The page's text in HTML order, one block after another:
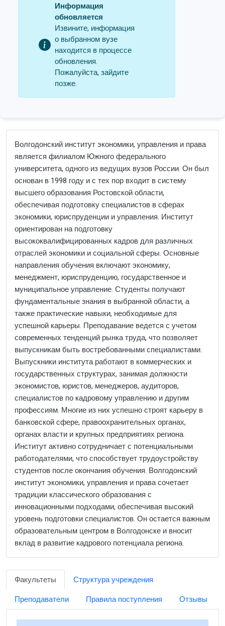
Информация
обновляется
Извините, информация
о выбранном вузе
находится в процессе
обновления.
Пожалуйста, зайдите
позже.
Волгодонский институт экономики, управления и права
является филиалом Южного федерального
университета, одного из ведущих вузов России. Он был
основан в 1998 году и с тех пор входит в систему
высшего образования Ростовской области,
обеспечивая подготовку специалистов в сферах
экономики, юриспруденции и управления. Институт
ориентирован на подготовку
высококвалифицированных кадров для различных
отраслей экономики и социальной сферы. Основные
направления обучения включают экономику,
менеджмент, юриспруденцию, государственное и
муниципальное управление. Студенты получают
фундаментальные знания в выбранной области, а
также практические навыки, необходимые для
успешной карьеры. Преподавание ведется с учетом
современных тенденций рынка труда, что позволяет
выпускникам быть востребованными специалистами.
Выпускники института работают в коммерческих и
государственных структурах, занимая должности
экономистов, юристов, менеджеров, аудиторов,
специалистов по кадровому управлению и другим
профессиям. Многие из них успешно строят карьеру в
банковской сфере, правоохранительных органах,
органах власти и крупных предприятиях региона.
Институт активно сотрудничает с потенциальными
работодателями, что способствует трудоустройству
студентов после окончания обучения. Волгодонский
институт экономики, управления и права сочетает
традиции классического образования с
инновационными подходами, обеспечивая высокий
уровень подготовки специалистов. Он остается важным
образовательным центром в Волгодонске и вносит
вклад в развитие кадрового потенциала региона.
Факультеты
Структура учреждения
Преподаватели
Правила поступления Отзывы